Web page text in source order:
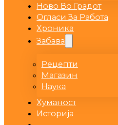
Ново Во Градот
Огласи За Работа
Хроника
Забава
Рецепти
Магазин
Наука
Хуманост
Историја